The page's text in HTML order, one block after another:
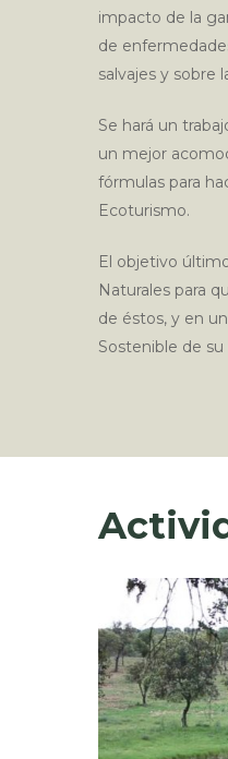
impacto de la
de
salvajes y sobre
Se hará un
un mejor
fórmulas para
Ecoturismo.
El objetivo
Naturales para
de éstos, y en
Sostenible de